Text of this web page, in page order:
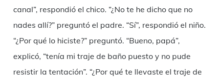
canal”, respondió el chico. “¿No te he dicho que no
nades allí?” preguntó el padre. “Sí”, respondió el niño.
“¿Por qué lo hiciste?” preguntó. “Bueno, papá”,
explicó, “tenía mi traje de baño puesto y no pude
resistir la tentación”. “¿Por qué te llevaste el traje de